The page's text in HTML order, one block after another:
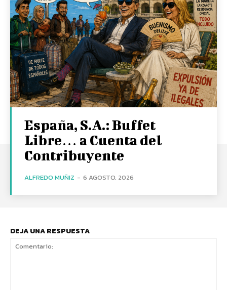
España, S.A.: Buffet
Libre… a Cuenta del
Contribuyente
ALFREDO MUÑIZ - 6 AGOSTO, 2026
DEJA UNA RESPUESTA